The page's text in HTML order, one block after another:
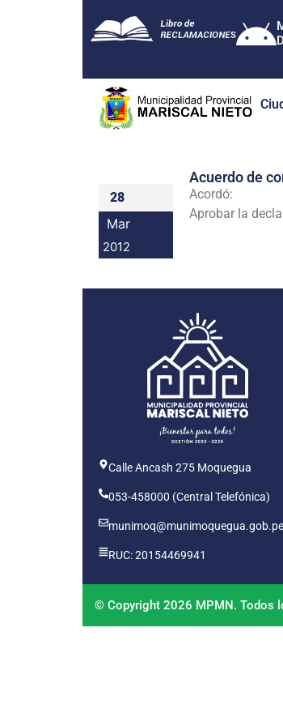
28
Mar
2012
Acuerdo de
Acordó:
Aprobar la
Calle Ancash 275 Moquegua
053-458000 (Central Telefónica)
munimoq@munimoquegua.gob.pe
RUC: 20154469941
© Copyright 2026 MPMN. Todos